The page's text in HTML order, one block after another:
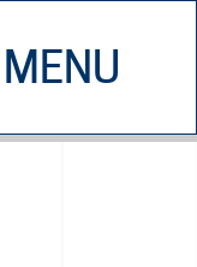
MENU
CHI SIAMO